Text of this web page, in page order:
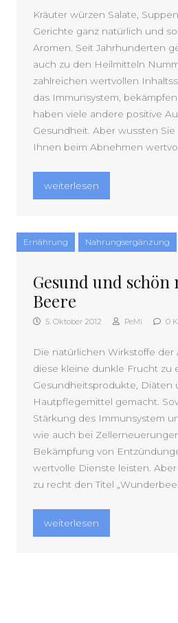
Kräuter würzen Salate,
Gerichte ganz natürlich und
Aromen. Seit Jahrhunderten
auch zu den Heilmitteln
zahlreichen wertvollen
das Immunsystem,
haben viele andere positive
Gesundheit. Aber wussten Sie
Ihnen beim Abnehmen
„Entschlacken und
weiterlesen
Ernährung Nahrungsergänzung
Gesund und schön
Beere
5. Oktober 2012 PeMi 0
Die natürlichen Wirkstoffe der
diese kleine dunkle Frucht zu
Gesundheitsprodukte, Diäten
Hautpflegemittel gemacht.
Stärkung des Immunsystem
wie auch bei
Bekämpfung von
wertvolle Dienste leisten.
zu recht den Titel
„Gesund und schön mit der
weiterlesen